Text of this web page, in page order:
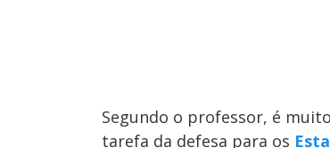
Segundo o professor, é
tarefa da defesa para os